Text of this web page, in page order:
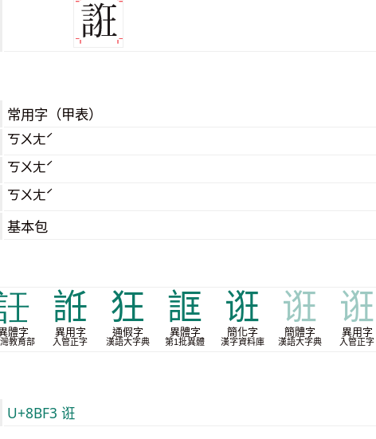
常用字（甲表）
ㄎㄨㄤˊ
ㄎㄨㄤˊ
ㄎㄨㄤˊ
基本包
體字
教育部
䛘
異用字
入管正字
狂
通假字
漢語大字典
誆
異體字
第1批異體
诳
簡化字
漢字資料庫
诳
簡體字
漢語大字典
诳
異用字
入管正字
U+8BF3 诳